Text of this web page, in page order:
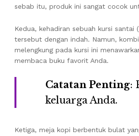
sebab itu, produk ini sangat cocok
Kedua, kehadiran sebuah kursi santai (
tersebut dengan indah. Namun,
melengkung pada kursi ini
membaca buku favorit Anda.
Catatan Penting:
keluarga Anda.
Ketiga, meja kopi berbentuk bulat